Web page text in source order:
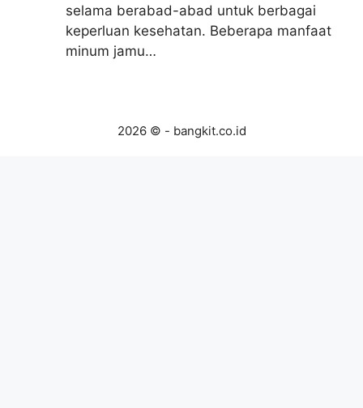
selama berabad-abad untuk berbagai
keperluan kesehatan. Beberapa manfaat
minum jamu…
2026 © - bangkit.co.id